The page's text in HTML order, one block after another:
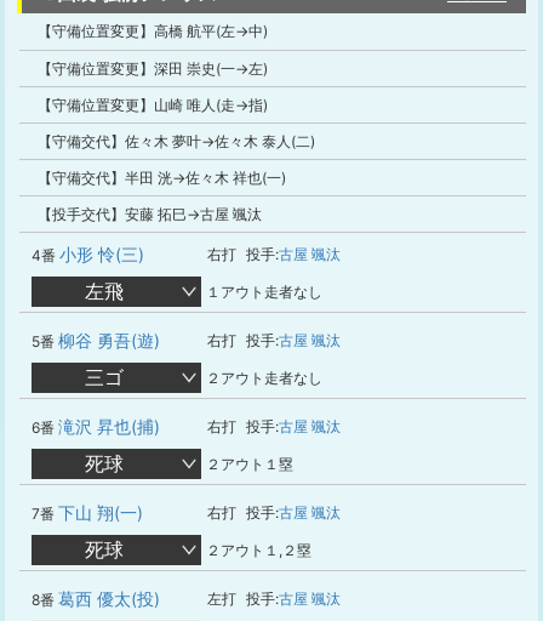
【守備位置変更】高橋 航平(左→中)
【守備位置変更】深田 崇史(一→左)
【守備位置変更】山崎 唯人(走→指)
【守備交代】佐々木 夢叶→佐々木 泰人(二)
【守備交代】半田 洸→佐々木 祥也(一)
【投手交代】安藤 拓巳→古屋 颯汰
4番 小形 怜(三) 右打 投手:古屋 颯汰
左飛 １アウト走者なし
5番 柳谷 勇吾(遊) 右打 投手:古屋 颯汰
三ゴ ２アウト走者なし
6番 滝沢 昇也(捕) 右打 投手:古屋 颯汰
死球 ２アウト１塁
7番 下山 翔(一) 右打 投手:古屋 颯汰
死球 ２アウト１,２塁
8番 葛西 優太(投) 左打 投手:古屋 颯汰